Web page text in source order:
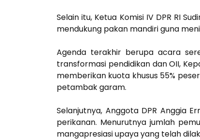
Selain itu, Ketua Komisi IV DPR RI
mendukung pakan mandiri guna
Agenda terakhir berupa acara
transformasi pendidikan dan OII,
memberikan kuota khusus 55%
petambak garam.
Selanjutnya, Anggota DPR Anggia
perikanan. Menurutnya jumlah
mangapresiasi upaya yang telah